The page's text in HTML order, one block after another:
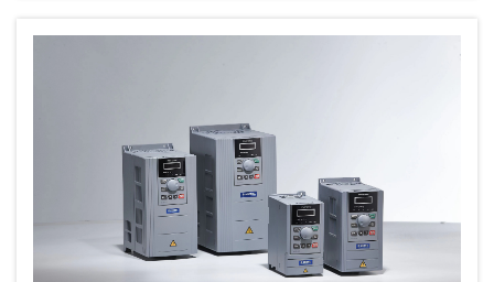
verfügbar ist. Rotationsumrichter nutzen einen...